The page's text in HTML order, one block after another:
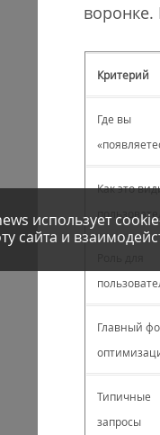
воронке.
Критерий
Где вы
Как это
Главный
Типичные
запросы
использует
сайта и